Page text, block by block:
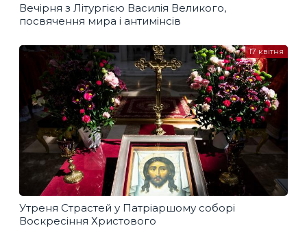
Вечірня з Літургією Василія Великого,
посвячення мира і антимінсів
Утреня Страстей у Патріаршому соборі
Воскресіння Христового
17 квітня